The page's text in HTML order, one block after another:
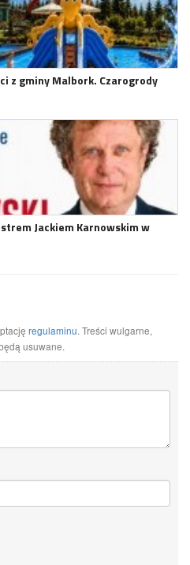
z gminy Malbork. Czarogrody
Jackiem Karnowskim w
regulaminu. Treści wulgarne,
usuwane.